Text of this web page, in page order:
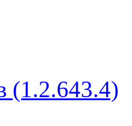
(1.2.643.4)